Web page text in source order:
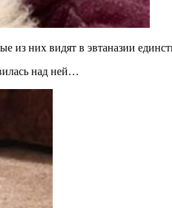
из них видят в эвтаназии
над ней…